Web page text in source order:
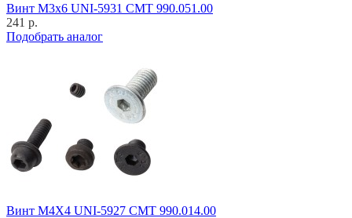
Винт M3x6 UNI-5931 CMT 990.051.00
241 р.
Подобрать аналог
Винт M4X4 UNI-5927 CMT 990.014.00